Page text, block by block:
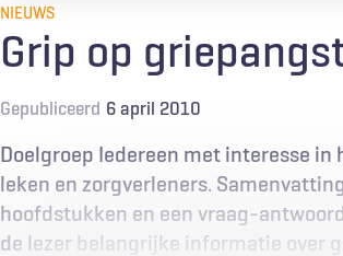
NIEUWS
Grip op
Gepubliceerd 6 april 2010
Doelgroep Iedereen met interesse in
leken en zorgverleners.
hoofdstukken en een vraag-
de lezer belangrijke informatie over